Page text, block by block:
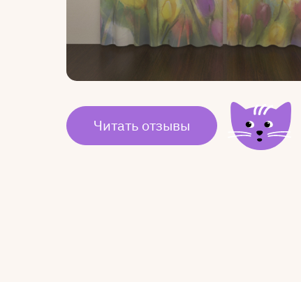
Читать отзывы